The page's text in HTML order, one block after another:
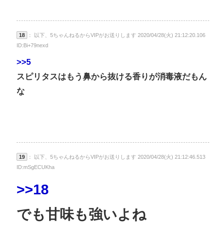
18
： 以下、5ちゃんねるからVIPがお送りします 2020/04/28(火) 21:12:20.106
ID:Bi+79nexd
>>5
スピリタスはもう鼻から抜ける香りが消毒液だもん
な
19
： 以下、5ちゃんねるからVIPがお送りします 2020/04/28(火) 21:12:46.513
ID:mSgECUKha
>>18
でも甘味も強いよね